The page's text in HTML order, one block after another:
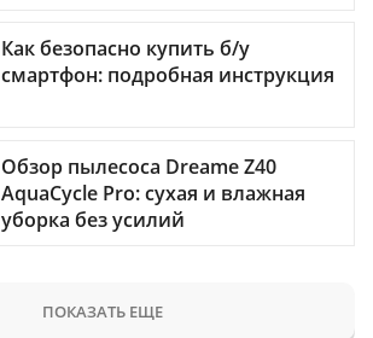
Как безопасно купить б/у
смартфон: подробная инструкция
Обзор пылесоса Dreame Z40
AquaCycle Pro: сухая и влажная
уборка без усилий
ПОКАЗАТЬ ЕЩЕ